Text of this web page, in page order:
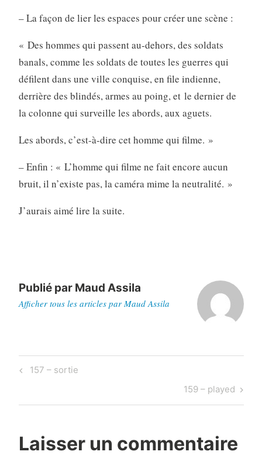
– La façon de lier les espaces pour créer une scène :
« Des hommes qui passent au-dehors, des soldats
banals, comme les soldats de toutes les guerres qui
défilent dans une ville conquise, en file indienne,
derrière des blindés, armes au poing, et le dernier de
la colonne qui surveille les abords, aux aguets.
Les abords, c’est-à-dire cet homme qui filme. »
– Enfin : « L’homme qui filme ne fait encore aucun
bruit, il n’existe pas, la caméra mime la neutralité. »
J’aurais aimé lire la suite.
Publié par Maud Assila
Afficher tous les articles par Maud Assila
Navigation
Previous
157 – sortie
Next
Post
159 – played
Laisser un commentaire